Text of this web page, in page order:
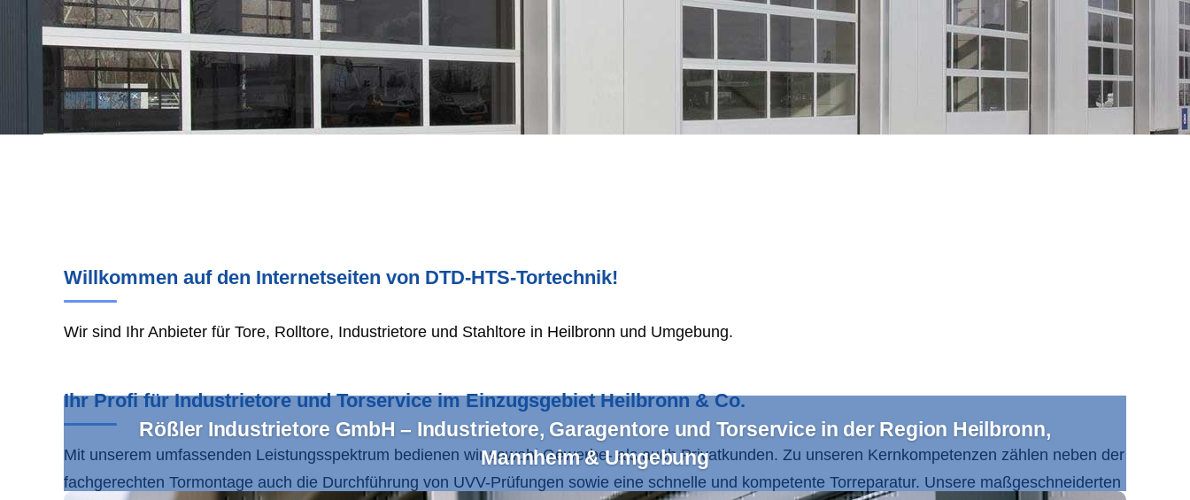
Rößler Industrietore GmbH – Industrietore, Garagentore und Torservice in der Region Heilbronn,
Mannheim & Umgebung
Willkommen auf den Internetseiten von DTD-HTS-Tortechnik!
Wir sind Ihr Anbieter für Tore, Rolltore, Industrietore und Stahltore in Heilbronn und Umgebung.
Ihr Profi für Industrietore und Torservice im Einzugsgebiet Heilbronn & Co.
Mit unserem umfassenden Leistungsspektrum bedienen wir sowohl Gewerbe- als auch Privatkunden. Zu unseren Kernkompetenzen zählen neben der
fachgerechten Tormontage auch die Durchführung von UVV-Prüfungen sowie eine schnelle und kompetente Torreparatur. Unsere maßgeschneiderten